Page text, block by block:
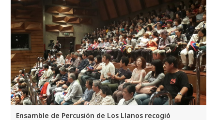
Ensamble de Percusión de Los Llanos recogió